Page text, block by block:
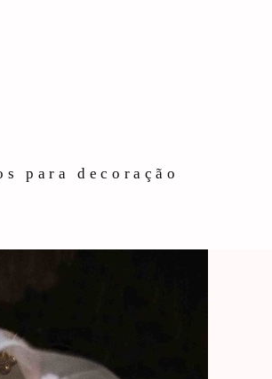
para decoração